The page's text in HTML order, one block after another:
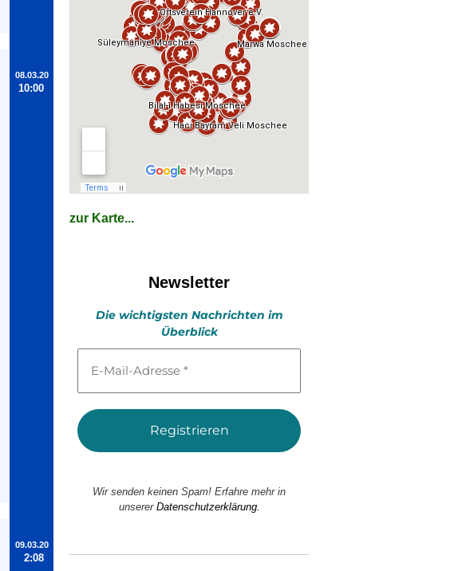
08.03.20
10:00
09.03.20
2:08
zur Karte...
Newsletter
Die wichtigsten Nachrichten im
Überblick
Mail-
*
Wir senden keinen Spam! Erfahre mehr in
unserer Datenschutzerklärung.